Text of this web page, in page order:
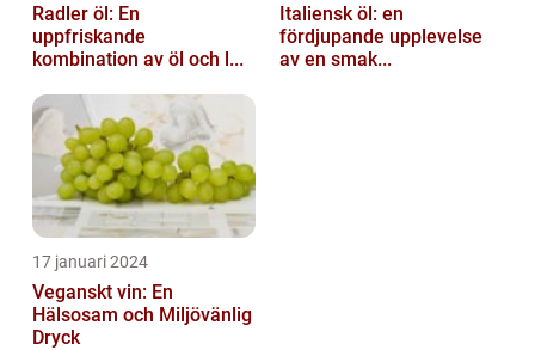
Radler öl: En
uppfriskande
kombination av öl och l...
Italiensk öl: en
fördjupande upplevelse
av en smak...
17 januari 2024
Veganskt vin: En
Hälsosam och Miljövänlig
Dryck